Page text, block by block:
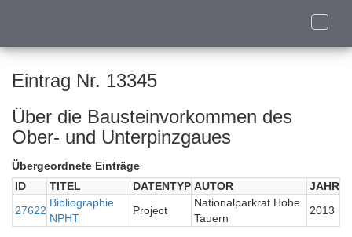
Toggle
Eintrag Nr. 13345
Über die Bausteinvorkommen des
Ober- und Unterpinzgaues
Übergeordnete Einträge
ID
TITEL DATENTYP AUTOR
JAHR
27622
Bibliographie
NPHT
Project
Nationalparkrat Hohe
Tauern
2013